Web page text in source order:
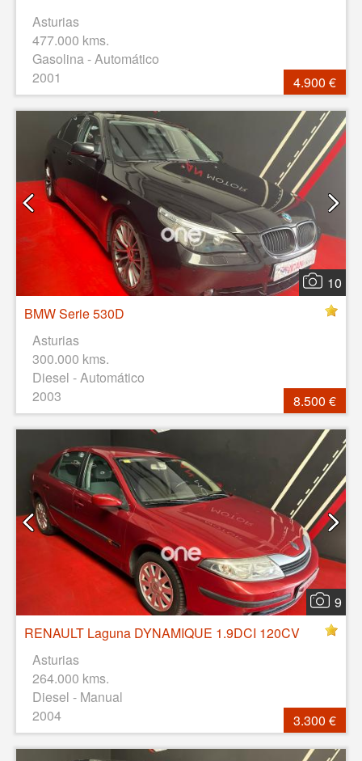
Asturias
477.000 kms.
Gasolina - Automático
2001
4.900 €
10
BMW Serie 530D
Asturias
300.000 kms.
Diesel - Automático
2003
8.500 €
9
RENAULT Laguna DYNAMIQUE 1.9DCI 120CV
Asturias
264.000 kms.
Diesel - Manual
2004
3.300 €